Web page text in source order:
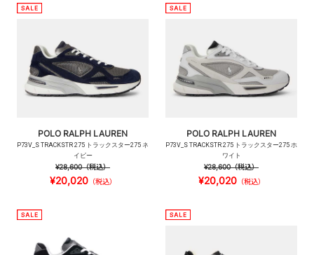
POLO RALPH LAUREN
P73V_S TRACKSTR 275 トラックスター275 ネ
イビー
¥28,600（税込）
¥20,020（税込）
POLO RALPH LAUREN
P73V_S TRACKSTR 275 トラックスター275 ホ
ワイト
¥28,600（税込）
¥20,020（税込）